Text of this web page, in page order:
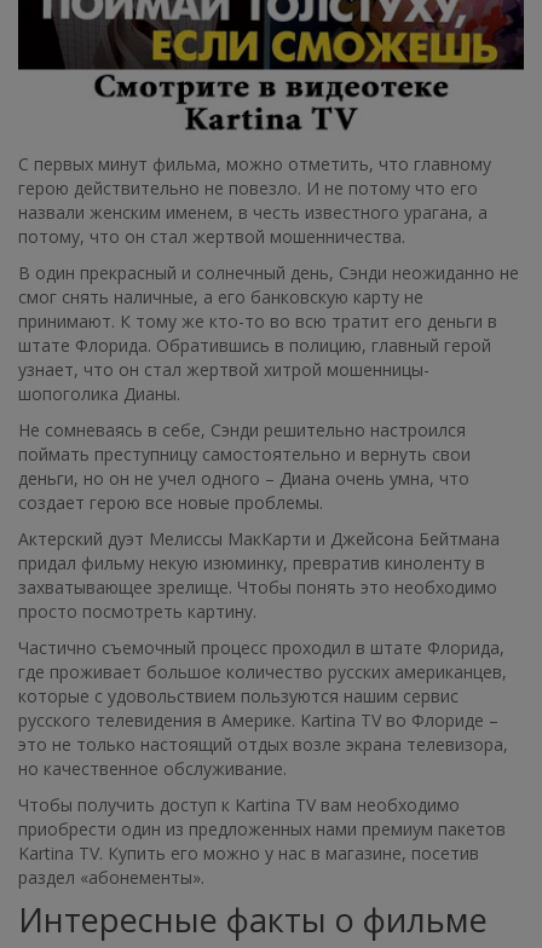
С первых минут фильма, можно отметить, что главному
герою действительно не повезло. И не потому что его
назвали женским именем, в честь известного урагана, а
потому, что он стал жертвой мошенничества.
В один прекрасный и солнечный день, Сэнди неожиданно не
смог снять наличные, а его банковскую карту не
принимают. К тому же кто-то во всю тратит его деньги в
штате Флорида. Обратившись в полицию, главный герой
узнает, что он стал жертвой хитрой мошенницы-
шопоголика Дианы.
Не сомневаясь в себе, Сэнди решительно настроился
поймать преступницу самостоятельно и вернуть свои
деньги, но он не учел одного – Диана очень умна, что
создает герою все новые проблемы.
Актерский дуэт Мелиссы МакКарти и Джейсона Бейтмана
придал фильму некую изюминку, превратив киноленту в
захватывающее зрелище. Чтобы понять это необходимо
просто посмотреть картину.
Частично съемочный процесс проходил в штате Флорида,
где проживает большое количество русских американцев,
которые с удовольствием пользуются нашим сервис
русского телевидения в Америке. Kartina TV во Флориде –
это не только настоящий отдых возле экрана телевизора,
но качественное обслуживание.
Чтобы получить доступ к Kartina TV вам необходимо
приобрести один из предложенных нами премиум пакетов
Kartina TV. Купить его можно у нас в магазине, посетив
раздел «абонементы».
Интересные факты о фильме